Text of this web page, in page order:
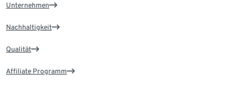
Unternehmen
Nachhaltigkeit
Qualität
Affiliate Programm